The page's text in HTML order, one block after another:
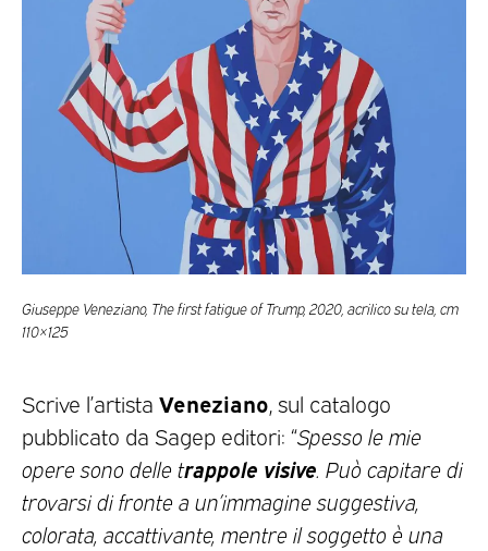
Giuseppe Veneziano, The first fatigue of Trump, 2020, acrilico su tela, cm
110×125
Scrive l’artista Veneziano , sul catalogo
pubblicato da Sagep editori: “Spesso le mie
opere sono delle trappole visive . Può capitare di
trovarsi di fronte a un’immagine suggestiva,
colorata, accattivante, mentre il soggetto è una